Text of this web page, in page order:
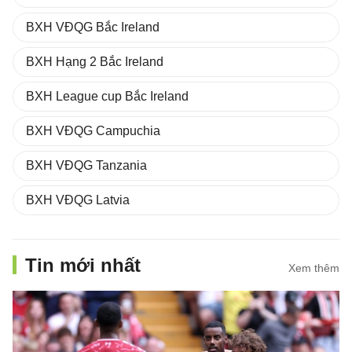
BXH VĐQG Bắc Ireland
BXH Hạng 2 Bắc Ireland
BXH League cup Bắc Ireland
BXH VĐQG Campuchia
BXH VĐQG Tanzania
BXH VĐQG Latvia
Tin mới nhất Xem thêm